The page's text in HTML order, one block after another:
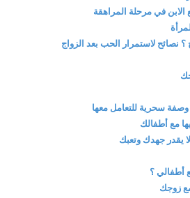
نصائح لاستمرار الحب بعد الزواج
وصفة سحرية للتعامل معها
مع أطفالك
يقدر جهدك وتعبك
أطفالي ؟
زوجك